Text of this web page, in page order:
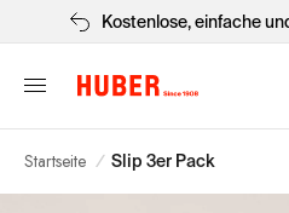
Kostenlose, einfache
Startseite / Slip 3er Pack